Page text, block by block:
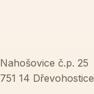
Nahošovice č.p. 25
751 14 Dřevohostice